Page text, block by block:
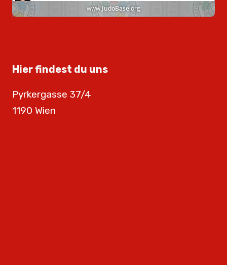
Hier findest du uns
Pyrkergasse 37/4
1190 Wien